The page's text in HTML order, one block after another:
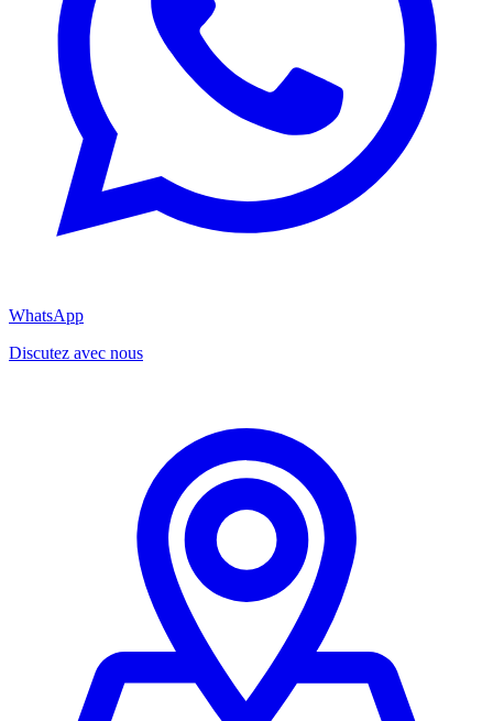
WhatsApp
Discutez avec nous